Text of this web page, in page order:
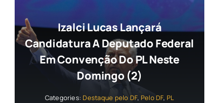
Izalci Lucas Lançará
Candidatura A Deputado Federal
Em Convenção Do PL Neste
Domingo (2)
Categories: Destaque pelo DF, Pelo DF, PL